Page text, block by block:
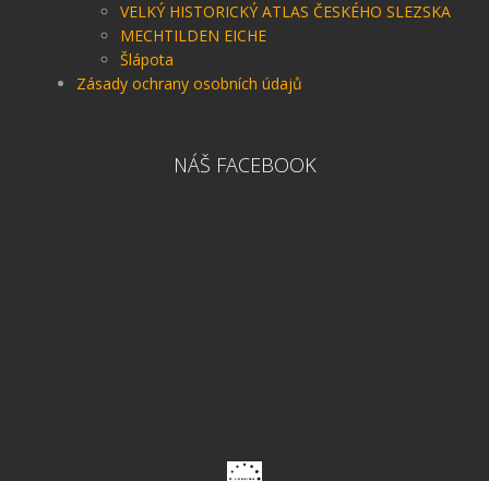
VELKÝ HISTORICKÝ ATLAS ČESKÉHO SLEZSKA
MECHTILDEN EICHE
Šlápota
Zásady ochrany osobních údajů
NÁŠ FACEBOOK